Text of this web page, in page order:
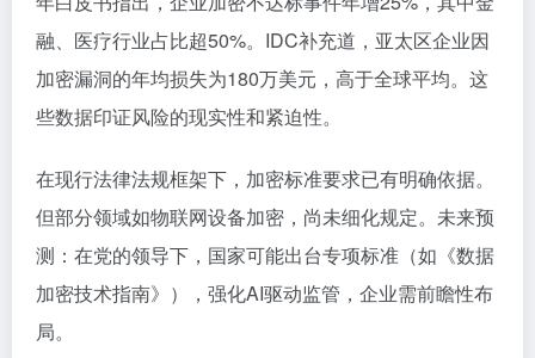
融、医疗行业占比超50%。IDC补充道，亚太区企业因
加密漏洞的年均损失为180万美元，高于全球平均。这
些数据印证风险的现实性和紧迫性。
在现行法律法规框架下，加密标准要求已有明确依据。
但部分领域如物联网设备加密，尚未细化规定。未来预
测：在党的领导下，国家可能出台专项标准（如《数据
加密技术指南》），强化AI驱动监管，企业需前瞻性布
局。